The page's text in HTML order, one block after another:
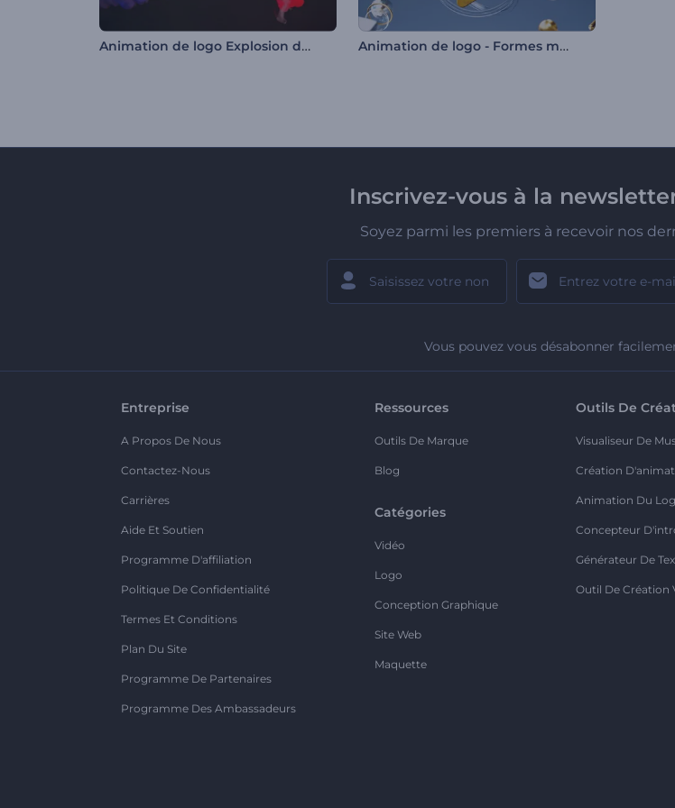
Animation de logo Explosion de fumée colorée Animation de logo - Formes métalliques
Inscrivez-vous à la
Soyez parmi les premiers à recevoir nos
Vous pouvez vous désabonner
Entreprise
A Propos De Nous
Contactez-Nous
Carrières
Aide Et Soutien
Programme D'affiliation
Politique De Confidentialité
Termes Et Conditions
Plan Du Site
Programme De Partenaires
Programme Des Ambassadeurs
Ressources
Outils De Marque
Blog
Catégories
Vidéo
Logo
Conception Graphique
Site Web
Maquette
Outils De
Visualiseur De
Création
Animation Du
Concepteur
Générateur De
Outil De Création